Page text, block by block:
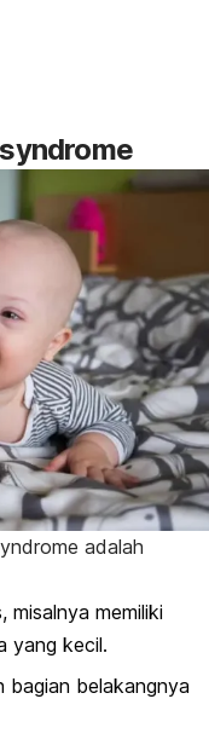
adalah
misalnya memiliki
yang kecil.
bagian belakangnya